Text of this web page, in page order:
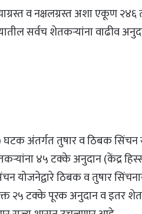
व नक्षलग्रस्त अशा एकूण
सर्वच शेतकऱ्यांना वाढीव
घटक अंतर्गत तुषार व ठिबक
४५ टक्के अनुदान (केंद्र
योजनेद्वारे ठिबक व तुषार
२५ टक्के पूरक अनुदान व इतर